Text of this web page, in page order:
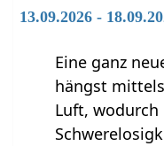
13.09.2026 -
Eine ganz
hängst
Luft, wodurch